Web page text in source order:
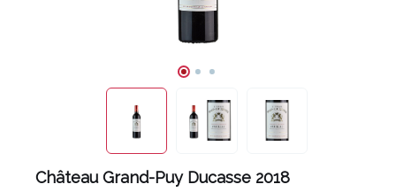
Château Grand-Puy Ducasse 2018